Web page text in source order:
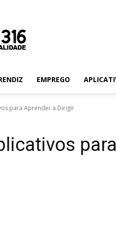
EMPREGO
para Aprender a Dirigir